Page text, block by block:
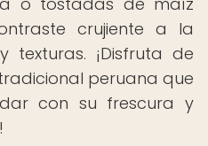
crujiente a la
texturas. ¡Disfruta de
peruana que
con su frescura y